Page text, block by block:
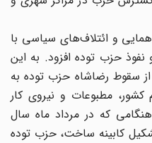
و ائتلاف‌های سیاسی با
حزب توده افزود. به این
رضاشاه حزب توده به
مطبوعات و نیروی کار
که در مرداد ماه سال
کابینه ساخت، حزب توده